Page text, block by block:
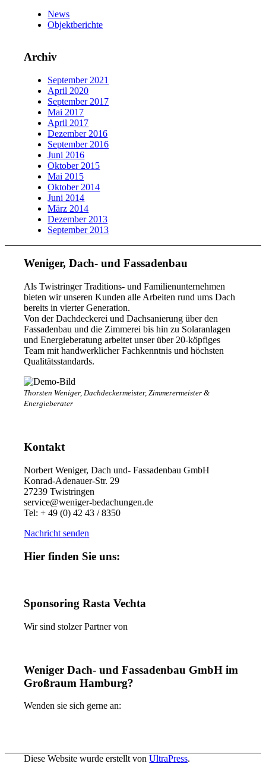
News
Objektberichte
Archiv
September 2021
April 2020
September 2017
Mai 2017
April 2017
Dezember 2016
September 2016
Juni 2016
Oktober 2015
Mai 2015
Oktober 2014
Juni 2014
März 2014
Dezember 2013
September 2013
Weniger, Dach- und Fassadenbau
Als Twistringer Traditions- und Familienunternehmen
bieten wir unseren Kunden alle Arbeiten rund ums Dach
bereits in vierter Generation.
Von der Dachdeckerei und Dachsanierung über den
Fassadenbau und die Zimmerei bis hin zu Solaranlagen
und Energieberatung arbeitet unser über 20-köpfiges
Team mit handwerklicher Fachkenntnis und höchsten
Qualitätsstandards.
Thorsten Weniger, Dachdeckermeister, Zimmerermeister &
Energieberater
Kontakt
Norbert Weniger, Dach und- Fassadenbau GmbH
Konrad-Adenauer-Str. 29
27239 Twistringen
service@weniger-bedachungen.de
Tel: + 49 (0) 42 43 / 8350
Nachricht senden
Hier finden Sie uns:
Sponsoring Rasta Vechta
Wir sind stolzer Partner von
Weniger Dach- und Fassadenbau GmbH im
Großraum Hamburg?
Wenden sie sich gerne an:
Diese Website wurde erstellt vonUltraPress.